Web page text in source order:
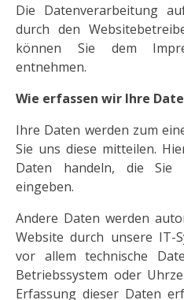
Die Datenverarbeitung
durch den
können Sie dem
entnehmen.
Wie erfassen wir Ihre
Ihre Daten werden zum
Sie uns diese mitteilen.
Daten handeln, die
eingeben.
Andere Daten werden
Website durch unsere IT-
vor allem technische
Betriebssystem oder
Erfassung dieser Daten